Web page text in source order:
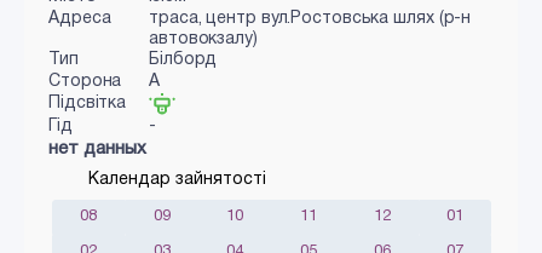
Адреса
траса, центр вул.Ростовська шлях (р-н
автовокзалу)
Тип
Білборд
Сторона
A
Підсвітка
Гід
-
нет данных
Календар зайнятості
08 09 10 11 12 01